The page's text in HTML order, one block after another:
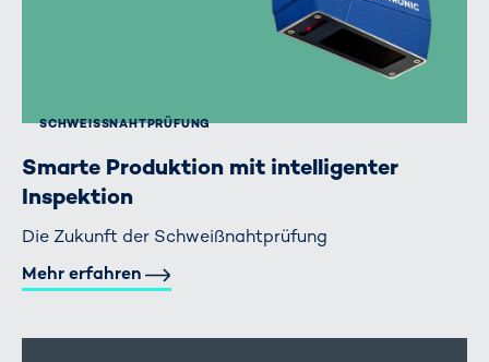
SCHWEISSNAHTPRÜFUNG
Smarte Produktion mit intelligenter
Inspektion
Die Zukunft der Schweißnahtprüfung
Mehr erfahren